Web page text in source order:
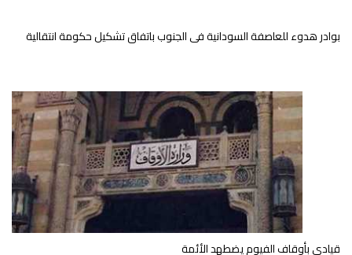
بوادر هدوء للعاصفة السودانية فى الجنوب باتفاق تشكيل حكومة انتقالية
قيادى بأوقاف الفيوم يضطهد الأئمة